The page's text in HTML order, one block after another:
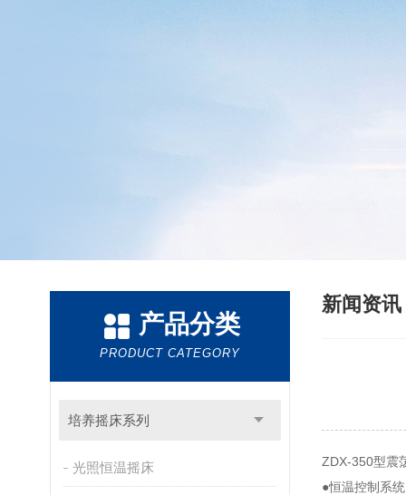
产品分类
PRODUCT CATEGORY
培养摇床系列
光照恒温摇床
新闻资讯
ZDX-350型震
●恒温控制系